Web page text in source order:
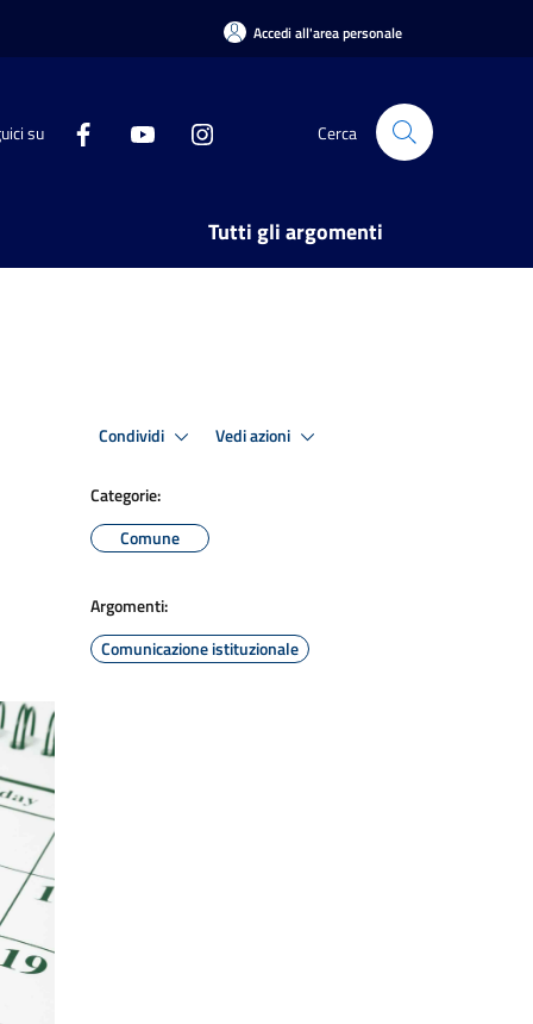
Accedi all'area personale
su Cerca
Tutti gli argomenti
Condividi Vedi azioni
Categorie:
Comune
Argomenti:
Comunicazione istituzionale